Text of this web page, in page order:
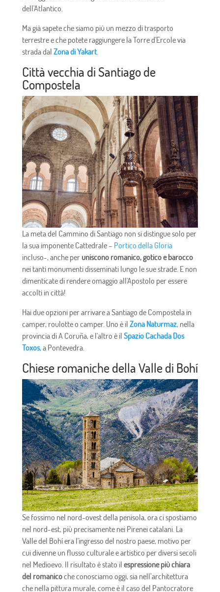
dell'Atlantico.
Ma già sapete che siamo più un mezzo di trasporto
terrestre e che potete raggiungere la Torre d'Ercole via
strada dal Zona di Yakart.
Città vecchia di Santiago de
Compostela
La meta del Cammino di Santiago non si distingue solo per
la sua imponente Cattedrale – Portico della Gloria
incluso-, anche per uniscono romanico, gotico e barocco
nei tanti monumenti disseminati lungo le sue strade. E non
dimenticate di rendere omaggio all'Apostolo per essere
accolti in città!
Hai due opzioni per arrivare a Santiago de Compostela in
camper, roulotte o camper. Uno è il Zona Naturmaz, nella
provincia di A Coruña, e l'altro è il Spazio Cachada Dos
Toxos, a Pontevedra.
Chiese romaniche della Valle di Bohí
Se fossimo nel nord-ovest della penisola, ora ci spostiamo
nel nord-est, più precisamente nei Pirenei catalani. La
Valle del Bohí era l'ingresso del nostro paese, motivo per
cui divenne un flusso culturale e artistico per diversi secoli
nel Medioevo. Il risultato è stato il espressione più chiara
del romanicoche conosciamo oggi, sia nell’architettura
che nella pittura murale, come è il caso del Pantocratore